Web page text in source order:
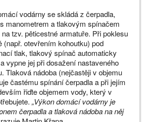
vodárny se skládá z čerpadla,
manometrem a tlakovým spínačem
tzv. pěticestné armatuře. Při poklesu
(např. otevřením kohoutku) pod
tlak, tlakový spínač automaticky
vypne jej při dosažení nastaveného
Tlaková nádoba (nejčastěji v objemu
častému spínání čerpadla a při jejím
řiďte objemem vody, který v
„Výkon domácí vodárny je
čerpadla a tlaková nádoba na něj